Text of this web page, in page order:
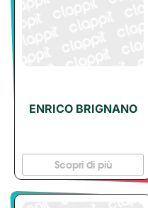
ENRICO BRIGNANO
Scopri di più